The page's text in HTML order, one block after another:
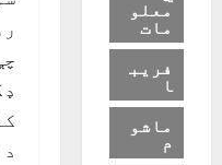
معلو
مات
فریب
ا
ماشو
م